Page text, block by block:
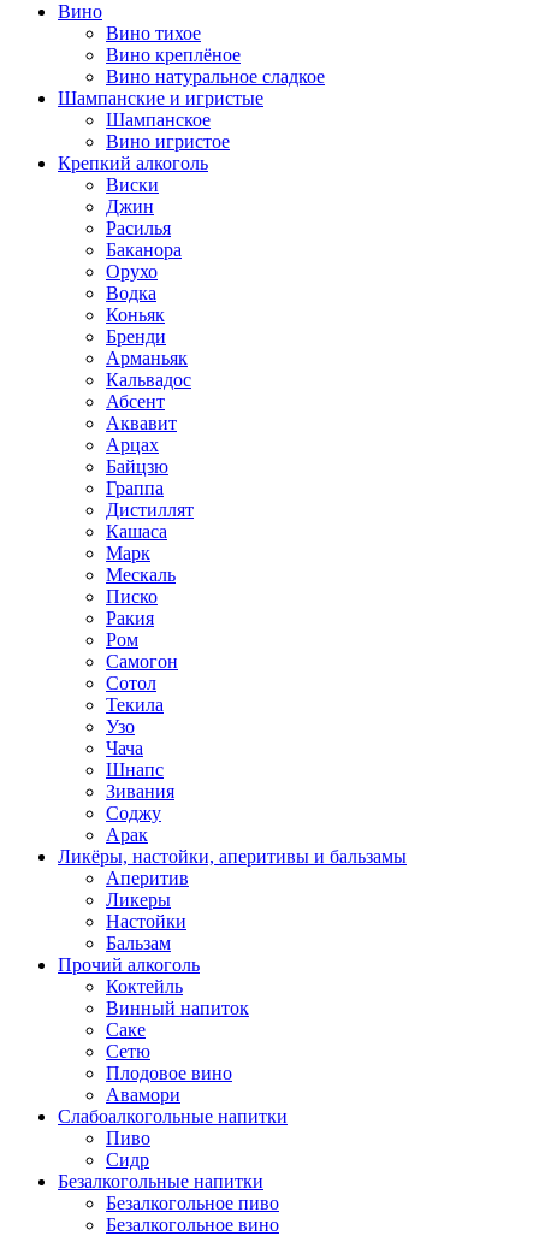
Вино
Вино тихое
Вино креплёное
Вино натуральное сладкое
Шампанские и игристые
Шампанское
Вино игристое
Крепкий алкоголь
Виски
Джин
Расилья
Баканора
Орухо
Водка
Коньяк
Бренди
Арманьяк
Кальвадос
Абсент
Аквавит
Арцах
Байцзю
Граппа
Дистиллят
Кашаса
Марк
Мескаль
Писко
Ракия
Ром
Самогон
Сотол
Текила
Узо
Чача
Шнапс
Зивания
Соджу
Арак
Ликёры, настойки, аперитивы и бальзамы
Аперитив
Ликеры
Настойки
Бальзам
Прочий алкоголь
Коктейль
Винный напиток
Саке
Сетю
Плодовое вино
Авамори
Слабоалкогольные напитки
Пиво
Сидр
Безалкогольные напитки
Безалкогольное пиво
Безалкогольное вино